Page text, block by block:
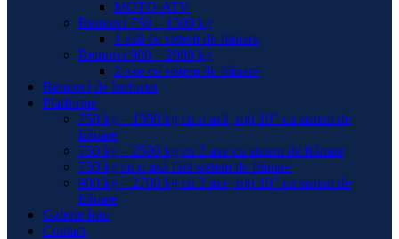
MOTO-ATV
Remorci 750 – 1300 kg
1 axă cu sistem de frânare
Remorci 900 – 2000 kg
2 axe cu sistem de frânare
Remorci de Inchiriat
Platforme
750 kg – 1500 kg cu o axă, roți 10” cu sistem de
frânare
750 kg – 2500 kg cu 2 axe cu sistem de frânare
750 kg cu o axă fără sistem de frânare
900 kg – 2700 kg cu 2 axe, roți 10” cu sistem de
frânare
Galerie foto
Contact